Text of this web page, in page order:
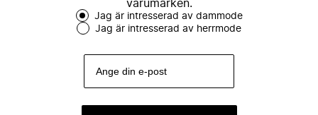
varumärken.
Jag är intresserad av dammode
Jag är intresserad av herrmode